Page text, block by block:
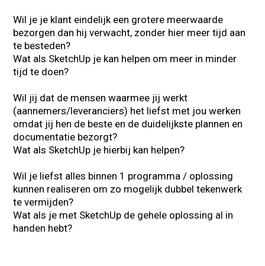
Wil je je klant eindelijk een grotere meerwaarde
bezorgen dan hij verwacht, zonder hier meer tijd aan
te besteden?
Wat als SketchUp je kan helpen om meer in minder
tijd te doen?
Wil jij dat de mensen waarmee jij werkt
(aannemers/leveranciers) het liefst met jou werken
omdat jij hen de beste en de duidelijkste plannen en
documentatie bezorgt?
Wat als SketchUp je hierbij kan helpen?
Wil je liefst alles binnen 1 programma / oplossing
kunnen realiseren om zo mogelijk dubbel tekenwerk
te vermijden?
Wat als je met SketchUp de gehele oplossing al in
handen hebt?